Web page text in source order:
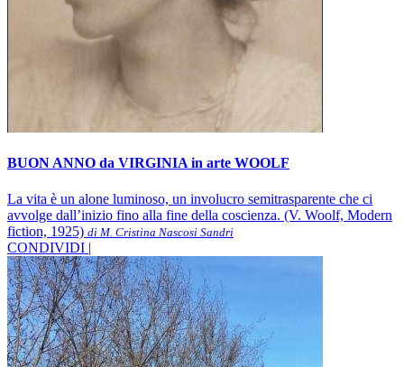
BUON ANNO da VIRGINIA in arte WOOLF
La vita è un alone luminoso, un involucro semitrasparente che ci
avvolge dall’inizio fino alla fine della coscienza. (V. Woolf, Modern
fiction, 1925) di M. Cristina Nascosi Sandri
CONDIVIDI |